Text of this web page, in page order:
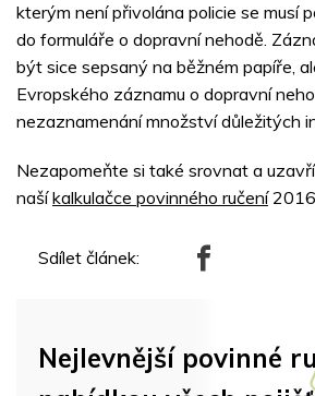
kterým není přivolána policie se musí
do formuláře o dopravní nehodě.
být sice sepsaný na běžném papíře,
Evropského záznamu o dopravní
nezaznamenání množství důležitých
Nezapomeňte si také srovnat a
našíkalkulačce povinného ručení
Sdílet článek:
Nejlevnější povinné